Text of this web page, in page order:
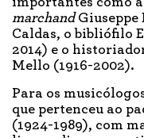
marchandGiuseppe
Caldas, o bibliófilo
2014) e o
Mello (1916-2002).
Para os
que pertenceu ao
(1924-1989), com